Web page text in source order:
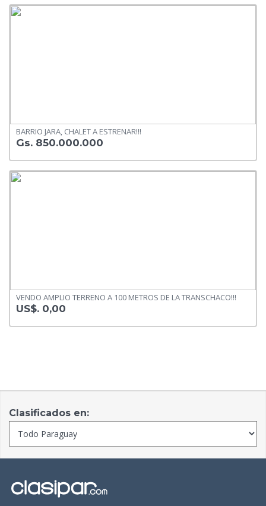
BARRIO JARA, CHALET A ESTRENAR!!!
Gs. 850.000.000
VENDO AMPLIO TERRENO A 100 METROS DE LA TRANSCHACO!!!
US$. 0,00
Clasificados en: